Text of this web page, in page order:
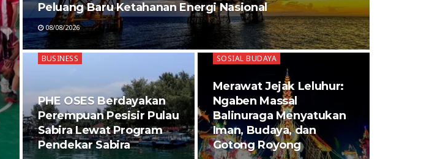
Peluang Baru Ketahanan Energi Nasional
08/08/2026
BUSINESS
PHE OSES Berdayakan
Perempuan Pesisir Pulau
Sabira Lewat Program
Pendekar Sabira
SOSIAL BUDAYA
Merawat Jejak Leluhur:
Ngaben Massal
Balinuraga Menyatukan
Iman, Budaya, dan
Gotong Royong